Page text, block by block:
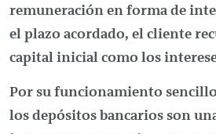
remuneración en forma de
el plazo acordado, el cliente
capital inicial como los
Por su funcionamiento
los depósitos bancarios son